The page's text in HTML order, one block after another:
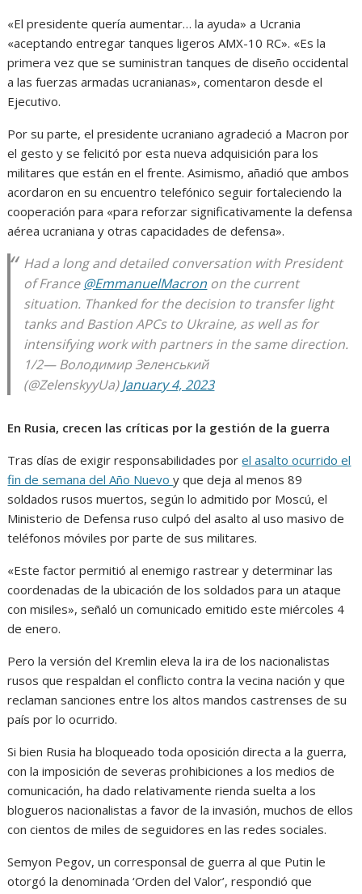
«El presidente quería aumentar… la ayuda» a Ucrania
«aceptando entregar tanques ligeros AMX-10 RC». «Es la
primera vez que se suministran tanques de diseño occidental
a las fuerzas armadas ucranianas», comentaron desde el
Ejecutivo.
Por su parte, el presidente ucraniano agradeció a Macron por
el gesto y se felicitó por esta nueva adquisición para los
militares que están en el frente. Asimismo, añadió que ambos
acordaron en su encuentro telefónico seguir fortaleciendo la
cooperación para «para reforzar significativamente la defensa
aérea ucraniana y otras capacidades de defensa».
Had a long and detailed conversation with President
of France@EmmanuelMacron on the current
situation. Thanked for the decision to transfer light
tanks and Bastion APCs to Ukraine, as well as for
intensifying work with partners in the same direction.
1/2— Володимир Зеленський
(@ZelenskyyUa)January 4, 2023
En Rusia, crecen las críticas por la gestión de la guerra
Tras días de exigir responsabilidades porel asalto ocurrido el
fin de semana del Año Nuevoy que deja al menos 89
soldados rusos muertos, según lo admitido por Moscú, el
Ministerio de Defensa ruso culpó del asalto al uso masivo de
teléfonos móviles por parte de sus militares.
«Este factor permitió al enemigo rastrear y determinar las
coordenadas de la ubicación de los soldados para un ataque
con misiles», señaló un comunicado emitido este miércoles 4
de enero.
Pero la versión del Kremlin eleva la ira de los nacionalistas
rusos que respaldan el conflicto contra la vecina nación y que
reclaman sanciones entre los altos mandos castrenses de su
país por lo ocurrido.
Si bien Rusia ha bloqueado toda oposición directa a la guerra,
con la imposición de severas prohibiciones a los medios de
comunicación, ha dado relativamente rienda suelta a los
blogueros nacionalistas a favor de la invasión, muchos de ellos
con cientos de miles de seguidores en las redes sociales.
Semyon Pegov, un corresponsal de guerra al que Putin le
otorgó la denominada ‘Orden del Valor’, respondió que